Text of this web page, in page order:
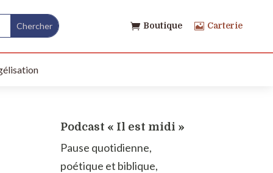
 Boutique  Carterie
Podcast « Il est midi »
Pause quotidienne,
poétique et biblique,